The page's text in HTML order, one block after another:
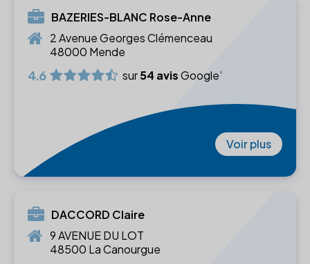
BAZERIES-BLANC Rose-Anne
2 Avenue Georges Clémenceau
48000 Mende
4.6 sur54 avisGoogle
Voir plus
DACCORD Claire
9 AVENUE DU LOT
48500 La Canourgue